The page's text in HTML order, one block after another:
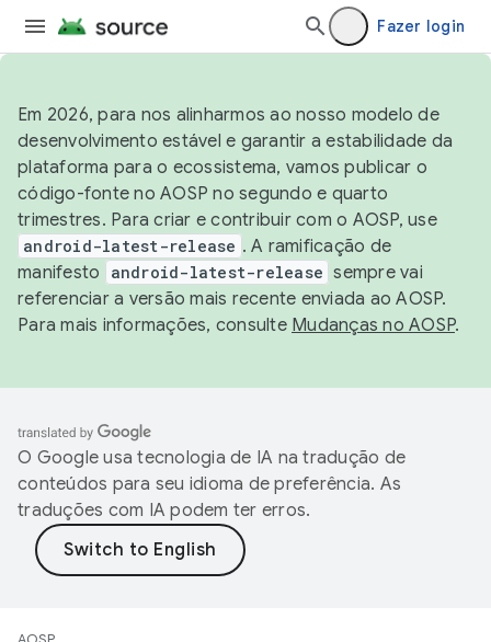
Fazer login
Em 2026, para nos alinharmos ao nosso modelo de
desenvolvimento estável e garantir a estabilidade da
plataforma para o ecossistema, vamos publicar o
código-fonte no AOSP no segundo e quarto
trimestres. Para criar e contribuir com o AOSP, use
android-latest-release . A ramificação de
manifesto
android-latest-release sempre vai
referenciar a versão mais recente enviada ao AOSP.
Para mais informações, consulte Mudanças no AOSP.
O Google usa tecnologia de IA na tradução de
conteúdos para seu idioma de preferência. As
traduções com IA podem ter erros.